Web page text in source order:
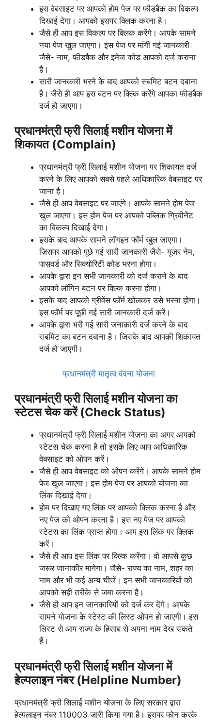
इस वेबसाइट पर आपको होम पेज पर फीडबैक का विकल्प
दिखाई देगा। आपको इसपर क्लिक करना है।
जैसे ही आप इस विकल्प पर क्लिक करेंगे। आपके सामने
नया पेज खुल जाएगा। इस पेज पर मांगी गई जानकारी
जैसे- नाम, फीडबैक और इमेज कोड आपको दर्ज कराना
है।
सारी जानकारी भरने के बाद आपको सबमिट बटन दबाना
है। जैसे ही आप इस बटन पर क्ल्कि करेंगे आपका फीडबैक
दर्ज हो जाएगा।
प्रधानमंत्री फ्री सिलाई मशीन योजना में
शिकायत (Complain)
प्रधानमंत्री फ्री सिलाई मशीन योजना पर शिकायत दर्ज
करने के लिए आपको सबसे पहले आधिकारिक वेबसाइट पर
जाना है।
जैसे ही आप वेबसाइट पर जाएंगे। आपके सामने होम पेज
खुल जाएगा। इस होम पेज पर आपको पब्लिक ग्रिवीनेंट
का विकल्प दिखाई देगा।
इसके बाद आपके सामने लॉगइन फॉर्म खुल जाएगा।
जिसपर आपको पूछे गई सारी जानकारी जैसे- यूजर नेम,
पासवर्ड और सिक्योरिटी कोड भरना होगा।
आपके द्वारा इन सभी जानकारी को दर्ज कराने के बाद
आपको लॉगिन बटन पर क्ल्कि करना होगा।
इसके बाद आपको ग्रीवेंस फॉर्म खोलकर उसे भरना होगा।
इस फॉर्म पर पूछी गई सारी जानकारी दर्ज करें।
आपके द्वारा भरी गई सारी जनाकारी दर्ज करने के बाद
सबमिट का बटन दबाना है। जिसके बाद आपकी शिकायत
दर्ज हो जाएगी।
प्रधानमंत्री मातृत्व वंदना योजना
प्रधानमंत्री फ्री सिलाई मशीन योजना का
स्टेटस चेक करें (Check Status)
प्रधानमंत्री फ्री सिलाई मशीन योजना का अगर आपको
स्टेटस चेक करना है तो इसके लिए आप आधिकारिक
वेबसाइट को ओपन करें।
जैसे ही आप वेबसाइट को ओपन करेंगे। आपके सामने होम
पेज खुल जाएगा। इस होम पेज पर आपको योजना का
लिंक दिखाई देगा।
होम पर दिखाए गए लिंक पर आपको क्लिक करना है और
नए पेज को ओपन करना है। इस नए पेज पर आपको
स्टेटस का लिंक प्राप्त होगा। आप इस लिंक पर क्लिक
करें।
जैसे ही आप इस लिंक पर क्ल्कि करेंगा। वो आपसे कुछ
जरूर जानाकीर मागेगा। जैसे- राज्य का नाम, शहर का
नाम और भी कई अन्य चीजें। इन सभी जानकारियों को
आपको सही तरीके से जमा करना है।
जैसे ही आप इन जानकारियों को दर्ज कर देंगे। आपके
सामने योजना के स्टेस्ट की लिस्ट ओपन हो जाएगी। इस
लिस्ट से आप राज्य के हिसाब से अपना नाम देख सकते
हैं।
प्रधानमंत्री फ्री सिलाई मशीन योजना में
हेल्पलाइन नंबर (Helpline Number)
प्रधानमंत्री फ्री सिलाई मशीन योजना के लिए सरकार द्वारा
हेल्पलाइन नंबर 110003 जारी किया गया है। इसपर फोन करके